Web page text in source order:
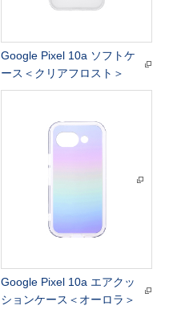
Google Pixel 10a ソフトケ
ース＜クリアフロスト＞
Google Pixel 10a エアクッ
ションケース＜オーロラ＞